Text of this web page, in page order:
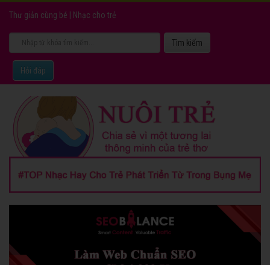
Thư giản cùng bé Nhạc cho trẻ
Hỏi đáp